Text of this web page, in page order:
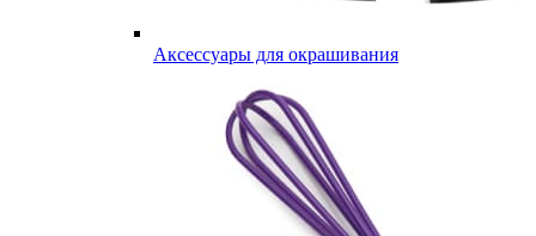
Аксессуары для окрашивания